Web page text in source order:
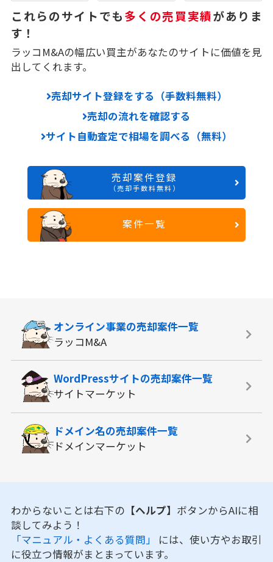
これらのサイトでも多くの売買実績がありま
す！
ラッコM&Aの幅広い買主があなたのサイトに価値を見
出してくれます。
売却サイト登録をする（手数料無料）
売却の流れを確認する
サイト自動査定で相場を調べる（無料）
売却案件登録
（売却手数料無料）
案件一覧
オンライン事業の売却案件一覧
ラッコM&A
WordPressサイトの売却案件一覧
サイトマーケット
ドメイン名の売却案件一覧
ドメインマーケット
わからないことは右下の 【ヘルプ】 ボタンからAIに相
談してみよう！
「マニュアル・よくある質問」 には、使い方やお取引
に役立つ情報がまとまっています。